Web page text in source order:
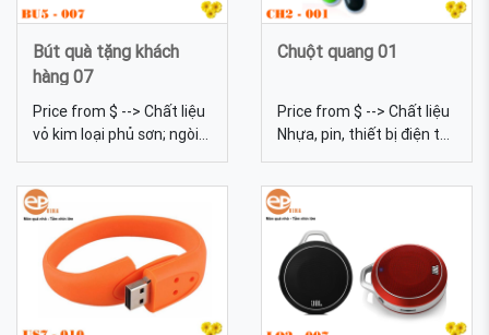
Bút quà tặng khách
hàng 07
Price from $ --> Chất liệu
vỏ kim loại phủ sơn; ngòi
bi Dung lượng 2Gb, 4Gb,
sắc Đa dạng, được tự
chọn màu sắc Bút quà
tặng khách hàng 07
Chuột quang 01
Price from $ --> Chất liệu
Nhựa, pin, thiết bị điện tử
Kích thước Theo mẫu
Đa dạng, được tự chọn
màu sắc Quy cách In lưới
Chuẩn giao tiếp Giao tiếp
USB Chuột quang 01 - sản
xuất chuột quang theo
yêu cầu làm quà tặng